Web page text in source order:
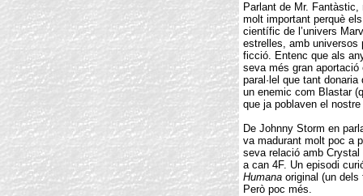
Parlant de Mr.
molt important perquè
científic de l’univers
estrelles, amb universos
ficció. Entenc que als
seva més gran aportació
paral·lel que tant
un enemic com Blastar
que ja poblaven el
De Johnny Storm en
va madurant molt poc a
seva relació amb
a can 4F. Un episodi
Humanaoriginal (un dels
Però poc més.